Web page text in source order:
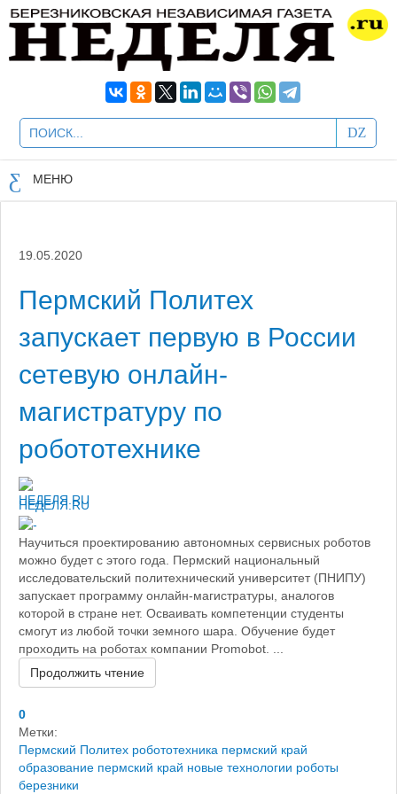
МЕНЮ
19.05.2020
Пермский Политех
запускает первую в России
сетевую онлайн-
магистратуру по
робототехнике
НЕДЕЛЯ.RU
Научиться проектированию автономных сервисных роботов
можно будет с этого года. Пермский национальный
исследовательский политехнический университет (ПНИПУ)
запускает программу онлайн-магистратуры, аналогов
которой в стране нет. Осваивать компетенции студенты
смогут из любой точки земного шара. Обучение будет
проходить на роботах компании Promobot. ...
Продолжить чтение
0
Метки:
Пермский Политех робототехника пермский край
образование пермский край новые технологии роботы
березники